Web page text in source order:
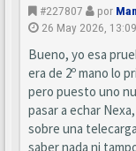
#227807 por
26 May 2026, 13:09
Bueno, yo esa
era de 2º mano lo
pero puesto uno
pasar a echar
sobre una
saber nada ni